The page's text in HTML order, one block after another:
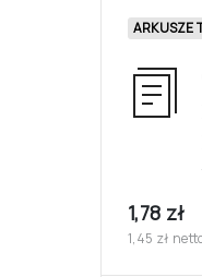
ARKUSZE
1,78 zł
1,45 zł